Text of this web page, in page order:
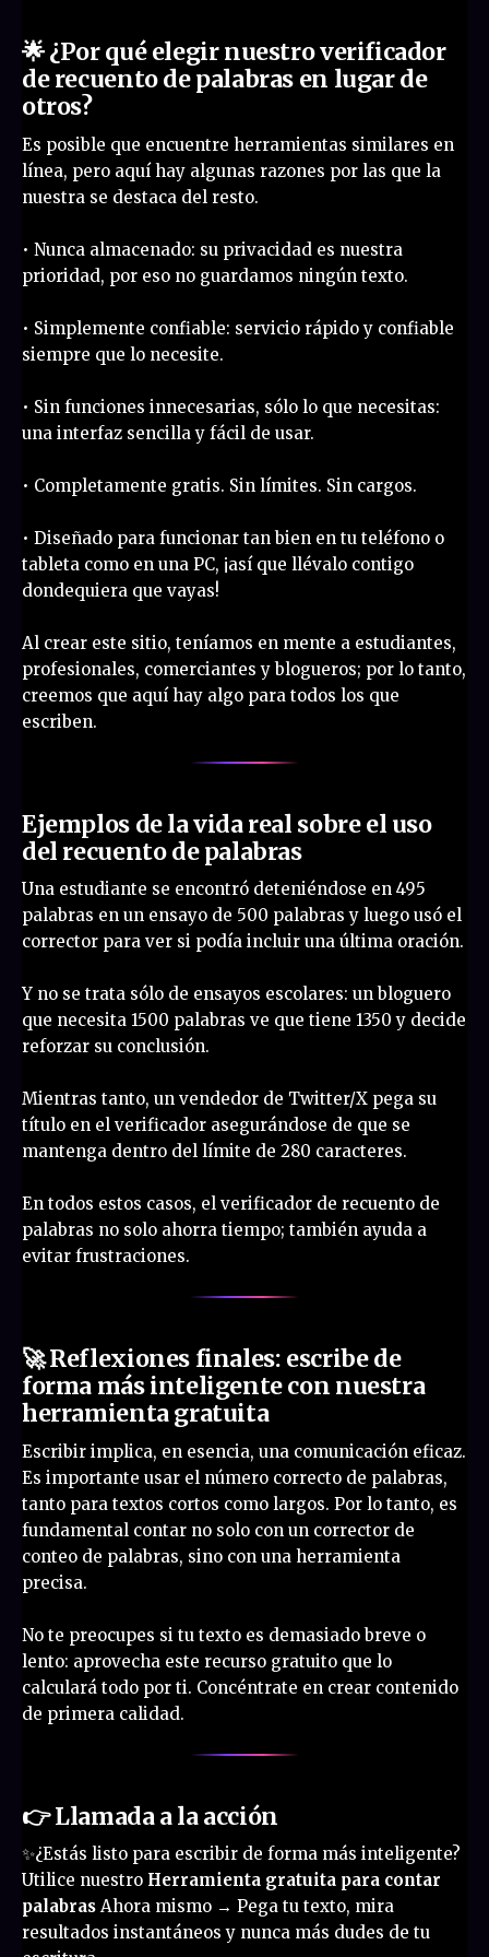
🌟 ¿Por qué elegir nuestro verificador
de recuento de palabras en lugar de
otros?
Es posible que encuentre herramientas similares en
línea, pero aquí hay algunas razones por las que la
nuestra se destaca del resto.
• Nunca almacenado: su privacidad es nuestra
prioridad, por eso no guardamos ningún texto.
• Simplemente confiable: servicio rápido y confiable
siempre que lo necesite.
• Sin funciones innecesarias, sólo lo que necesitas:
una interfaz sencilla y fácil de usar.
• Completamente gratis. Sin límites. Sin cargos.
• Diseñado para funcionar tan bien en tu teléfono o
tableta como en una PC, ¡así que llévalo contigo
dondequiera que vayas!
Al crear este sitio, teníamos en mente a estudiantes,
profesionales, comerciantes y blogueros; por lo tanto,
creemos que aquí hay algo para todos los que
escriben.
Ejemplos de la vida real sobre el uso
del recuento de palabras
Una estudiante se encontró deteniéndose en 495
palabras en un ensayo de 500 palabras y luego usó el
corrector para ver si podía incluir una última oración.
Y no se trata sólo de ensayos escolares: un bloguero
que necesita 1500 palabras ve que tiene 1350 y decide
reforzar su conclusión.
Mientras tanto, un vendedor de Twitter/X pega su
título en el verificador asegurándose de que se
mantenga dentro del límite de 280 caracteres.
En todos estos casos, el verificador de recuento de
palabras no solo ahorra tiempo; también ayuda a
evitar frustraciones.
🚀 Reflexiones finales: escribe de
forma más inteligente con nuestra
herramienta gratuita
Escribir implica, en esencia, una comunicación eficaz.
Es importante usar el número correcto de palabras,
tanto para textos cortos como largos. Por lo tanto, es
fundamental contar no solo con un corrector de
conteo de palabras, sino con una herramienta
precisa.
No te preocupes si tu texto es demasiado breve o
lento: aprovecha este recurso gratuito que lo
calculará todo por ti. Concéntrate en crear contenido
de primera calidad.
👉 Llamada a la acción
✨¿Estás listo para escribir de forma más inteligente?
Utilice nuestro Herramienta gratuita para contar
palabras Ahora mismo → Pega tu texto, mira
resultados instantáneos y nunca más dudes de tu